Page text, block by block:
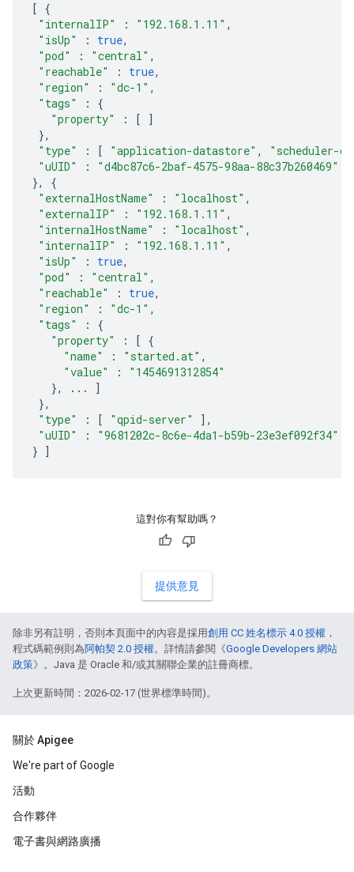
[ {
"internalIP"
: "192.168.1.11" ,
"isUp"
: true,
"pod"
: "central" ,
"reachable"
: true,
"region"
: "dc-1" ,
"tags"
:
{
"property"
: [
]
},
"type"
: [ "application-datastore" ,
"scheduler-
"uUID"
:
"d4bc87c6-2baf-4575-98aa-88c37b260469"
},
{
"externalHostName"
: "localhost" ,
"externalIP"
: "192.168.1.11" ,
"internalHostName"
: "localhost" ,
"internalIP"
: "192.168.1.11" ,
"isUp"
: true,
"pod"
: "central" ,
"reachable"
: true,
"region"
: "dc-1" ,
"tags"
:
{
"property"
: [ {
"name"
: "started.at" ,
"value"
:
"1454691312854"
},
...
]
},
"type"
: [ "qpid-server"
],
"uUID"
:
"9681202c-8c6e-4da1-b59b-23e3ef092f34"
} ]
這對你有幫助嗎？
提供意見
除非另有註明，否則本頁面中的內容是採用創用 CC 姓名標示 4.0 授權 ，
程式碼範例則為阿帕契 2.0 授權。詳情請參閱《Google Developers 網站
政策》。Java 是 Oracle 和/或其關聯企業的註冊商標。
上次更新時間：2026-02-17 (世界標準時間)。
關於 Apigee
We're part of Google
活動
合作夥伴
電子書與網路廣播